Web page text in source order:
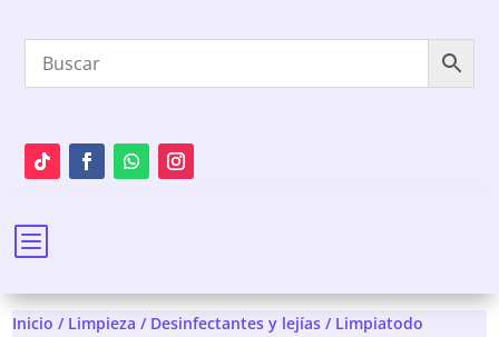
b
Inicio / Limpieza / Desinfectantes y lejías / Limpiatodo